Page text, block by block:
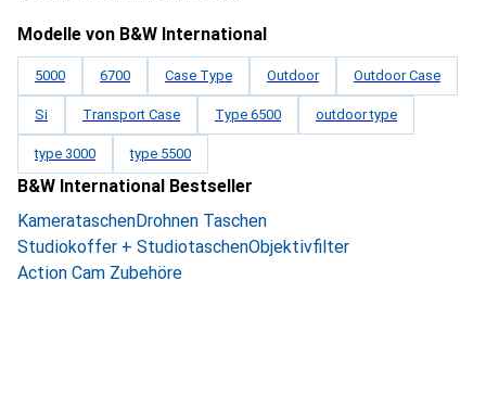
Modelle von B&W International
5000 6700 Case Type Outdoor Outdoor Case
Si Transport Case Type 6500 outdoor type
type 3000 type 5500
B&W International Bestseller
KamerataschenDrohnen Taschen
Studiokoffer + StudiotaschenObjektivfilter
Action Cam Zubehöre